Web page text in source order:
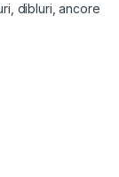
dibluri, ancore